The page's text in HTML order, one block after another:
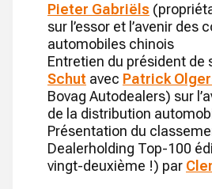
Pieter Gabriëls
sur l’essor et l’avenir des
automobiles chinois
Entretien du président de
Schut avec Patrick
Bovag Autodealers) sur
de la distribution
Présentation du
Dealerholding Top-100
vingt-deuxième !) par